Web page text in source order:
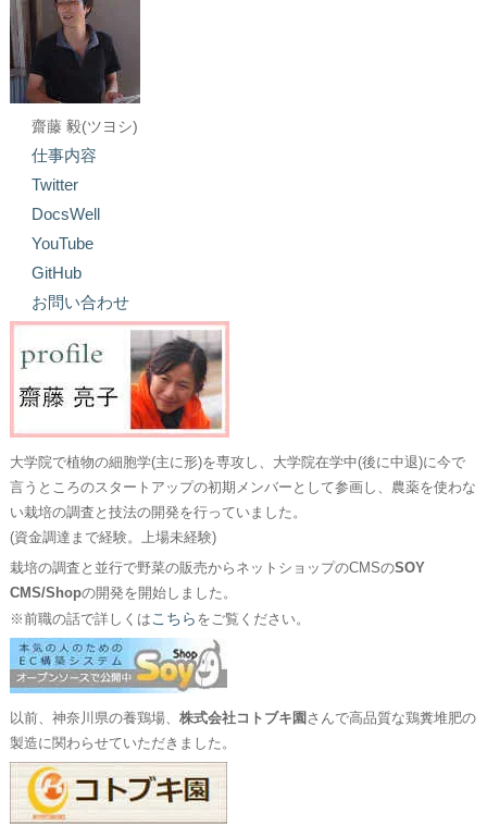
齋藤 毅(ツヨシ)
仕事内容
Twitter
DocsWell
YouTube
GitHub
お問い合わせ
大学院で植物の細胞学(主に形)を専攻し、大学院在学中(後に中退)に今で
言うところのスタートアップの初期メンバーとして参画し、農薬を使わな
い栽培の調査と技法の開発を行っていました。
(資金調達まで経験。上場未経験)
栽培の調査と並行で野菜の販売からネットショップのCMSのSOY
CMS/Shopの開発を開始しました。
※前職の話で詳しくはこちら をご覧ください。
以前、神奈川県の養鶏場、 株式会社コトブキ園 さんで高品質な鶏糞堆肥の
製造に関わらせていただきました。